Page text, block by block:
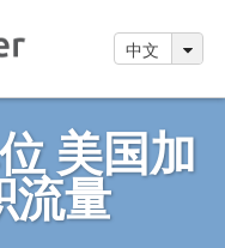
中文
美国加
流量